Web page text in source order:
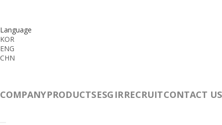
Language
KOR
ENG
CHN
COMPANYPRODUCTSESG IRRECRUITCONTACT US